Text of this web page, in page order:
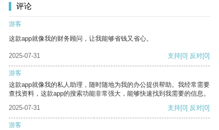
评论
游客
这款app就像我的财务顾问，让我能够省钱又省心。
2025-07-31 支持[0] 反对[0]
游客
这款app就像我的私人助理，随时随地为我的办公提供帮助。我经常需要
查找资料，这款app的搜索功能非常强大，能够快速找到我需要的信息。
2025-07-31
支持[0] 反对[0]
游客